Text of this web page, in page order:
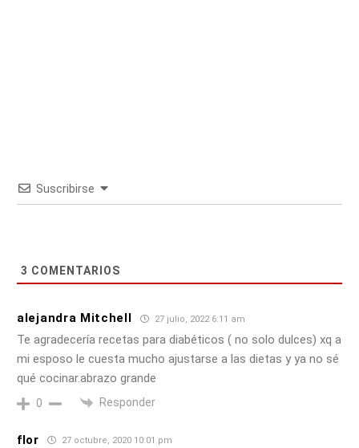
Suscribirse
3 COMENTARIOS
alejandra Mitchell 27 julio, 2022 6:11 am
Te agradecería recetas para diabéticos ( no solo dulces) xq a
mi esposo le cuesta mucho ajustarse a las dietas y ya no sé
qué cocinar.abrazo grande
0 Responder
flor 27 octubre, 2020 10:01 pm